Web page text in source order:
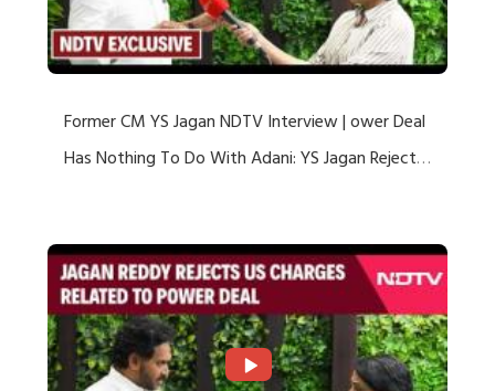
Former CM YS Jagan NDTV Interview | ower Deal
Has Nothing To Do With Adani: YS Jagan Rejects